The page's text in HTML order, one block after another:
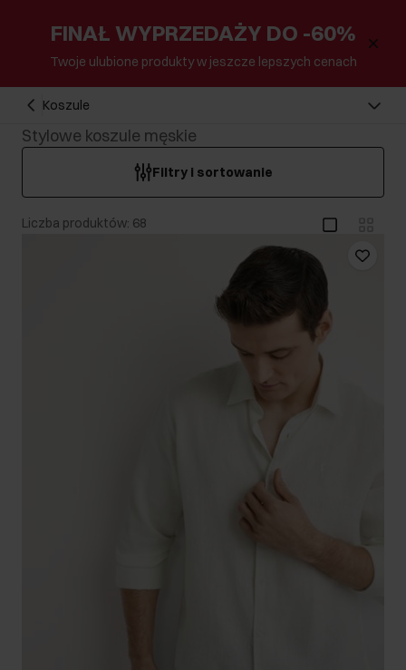
FINAŁ WYPRZEDAŻY DO -60%
Twoje ulubione produkty w jeszcze lepszych cenach
Koszule
Stylowe koszule męskie
Filtry i sortowanie
Liczba produktów: 68